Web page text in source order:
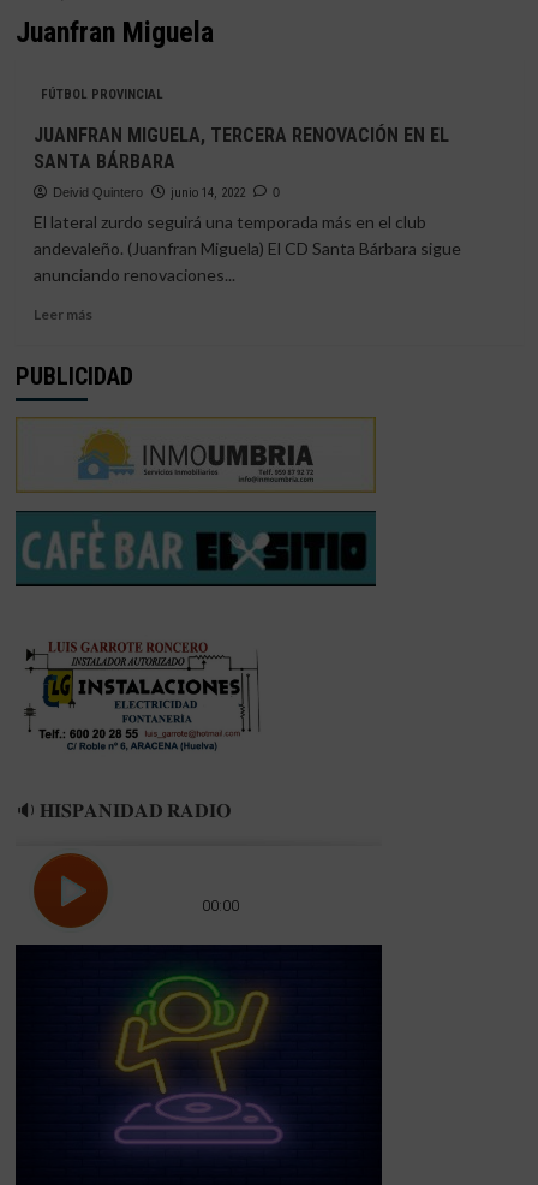
Juanfran Miguela
FÚTBOL PROVINCIAL
JUANFRAN MIGUELA, TERCERA RENOVACIÓN EN EL
SANTA BÁRBARA
Deivid Quintero junio 14, 2022 0
El lateral zurdo seguirá una temporada más en el club
andevaleño. (Juanfran Miguela) El CD Santa Bárbara sigue
anunciando renovaciones...
Leer másLeer
JUANFRAN
TERCERA
RENOVACIÓN
EN
EL
SANTA
BÁRBARA
PUBLICIDAD
🔉 𝐇𝐈𝐒𝐏𝐀𝐍𝐈𝐃𝐀𝐃 𝐑𝐀𝐃𝐈𝐎